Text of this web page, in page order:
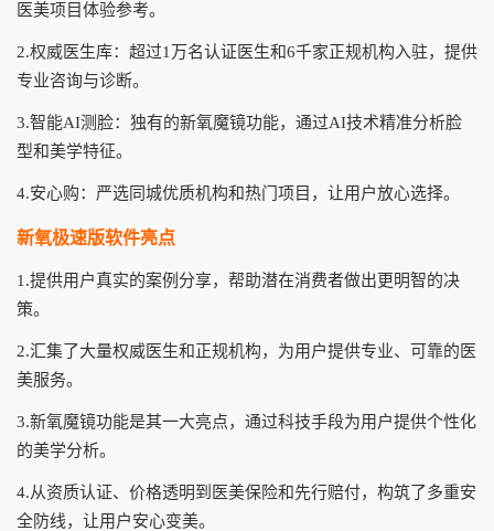
医美项目体验参考。
2.权威医生库：超过1万名认证医生和6千家正规机构入驻，提供
专业咨询与诊断。
3.智能AI测脸：独有的新氧魔镜功能，通过AI技术精准分析脸
型和美学特征。
4.安心购：严选同城优质机构和热门项目，让用户放心选择。
新氧极速版软件亮点
1.提供用户真实的案例分享，帮助潜在消费者做出更明智的决
策。
2.汇集了大量权威医生和正规机构，为用户提供专业、可靠的医
美服务。
3.新氧魔镜功能是其一大亮点，通过科技手段为用户提供个性化
的美学分析。
4.从资质认证、价格透明到医美保险和先行赔付，构筑了多重安
全防线，让用户安心变美。